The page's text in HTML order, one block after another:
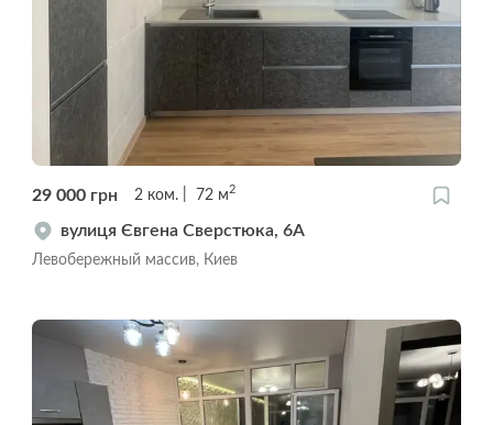
29 000 грн 2 ком. 72 м2
вулиця Євгена Сверстюка, 6А
Левобережный массив, Киев